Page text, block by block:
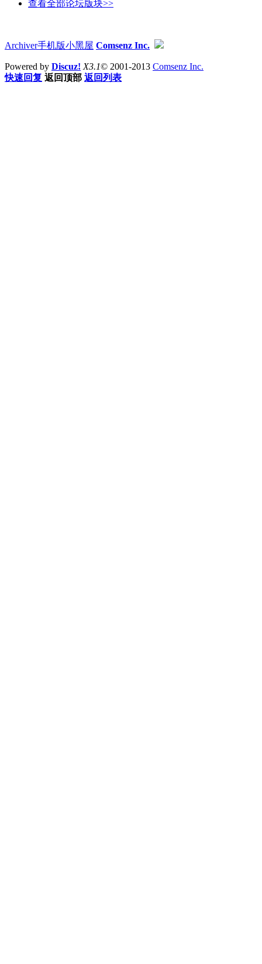
查看全部论坛版块>>
Archiver手机版小黑屋 Comsenz Inc.
Powered by Discuz! X3.1© 2001-2013 Comsenz Inc.
快速回复 返回顶部 返回列表